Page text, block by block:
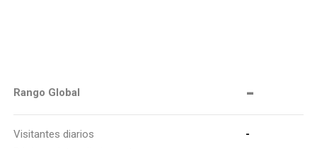
Rango Global -
Visitantes diarios
-